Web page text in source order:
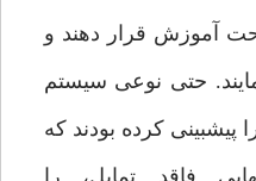
آموزش قرار دهند و
حتى نوعى سیستم
پیش‏بینى کرده بودند که